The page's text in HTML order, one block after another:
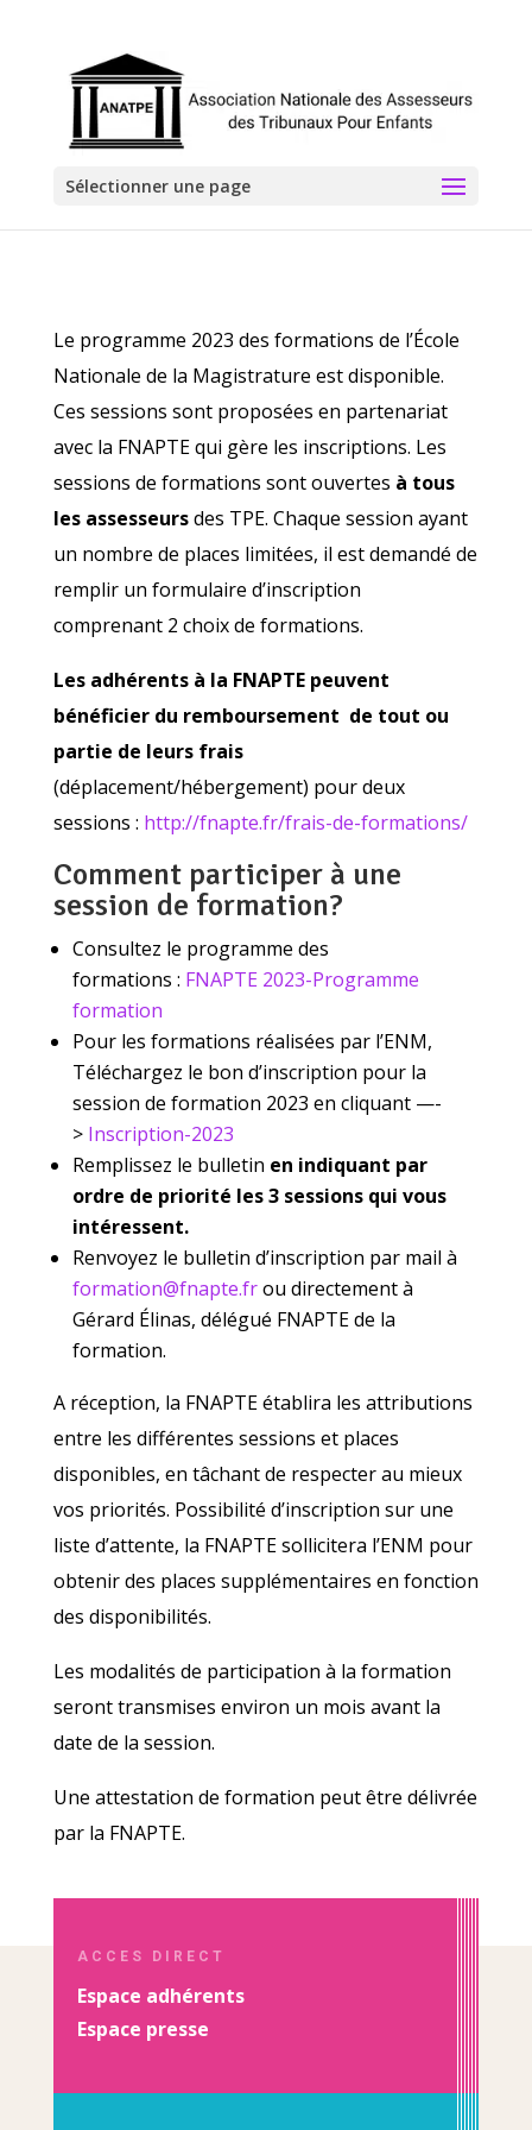
Sélectionner une page
Le programme 2023 des formations de l’École
Nationale de la Magistrature est disponible.
Ces sessions sont proposées en partenariat
avec la FNAPTE qui gère les inscriptions. Les
sessions de formations sont ouvertes à tous
les assesseursdes TPE. Chaque session ayant
un nombre de places limitées, il est demandé de
remplir un formulaire d’inscription
comprenant 2 choix de formations.
Les adhérents à la FNAPTE peuvent
bénéficier du remboursement de tout ou
partie de leurs frais
(déplacement/hébergement) pour deux
sessions : http://fnapte.fr/frais-de-formations/
Comment participer à une
session de formation?
Consultez le programme des
formations : FNAPTE 2023-Programme
formation
Pour les formations réalisées par l’ENM,
Téléchargez le bon d’inscription pour la
session de formation 2023 en cliquant —-
> Inscription-2023
Remplissez le bulletin en indiquant par
ordre de priorité les 3 sessions qui vous
intéressent.
Renvoyez le bulletin d’inscription par mail à
formation@fnapte.frou directement à
Gérard Élinas, délégué FNAPTE de la
formation.
A réception, la FNAPTE établira les attributions
entre les différentes sessions et places
disponibles, en tâchant de respecter au mieux
vos priorités. Possibilité d’inscription sur une
liste d’attente, la FNAPTE sollicitera l’ENM pour
obtenir des places supplémentaires en fonction
des disponibilités.
Les modalités de participation à la formation
seront transmises environ un mois avant la
date de la session.
Une attestation de formation peut être délivrée
par la FNAPTE.
ACCES DIRECT
Espace adhérents
Espace presse